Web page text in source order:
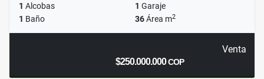
1 Alcobas 1 Garaje
1 Baño 36Área m2
Venta
$250.000.000COP